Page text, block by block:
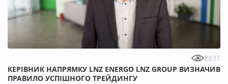
8831
КЕРІВНИК НАПРЯМКУ LNZ ENERGO LNZ GROUP ВИЗНАЧИВ
ПРАВИЛО УСПІШНОГО ТРЕЙДИНГУ